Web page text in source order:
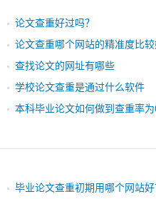
论文查重好过吗？
论文查重哪个网站的精准度比较
查找论文的网址有哪些
学校论文查重是通过什么软件
本科毕业论文如何做到查重率为
毕业论文查重初期用哪个网站好